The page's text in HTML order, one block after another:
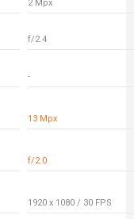
2 Mpx
f/2.4
-
13 Mpx
f/2.0
1920 x 1080 / 30 FPS